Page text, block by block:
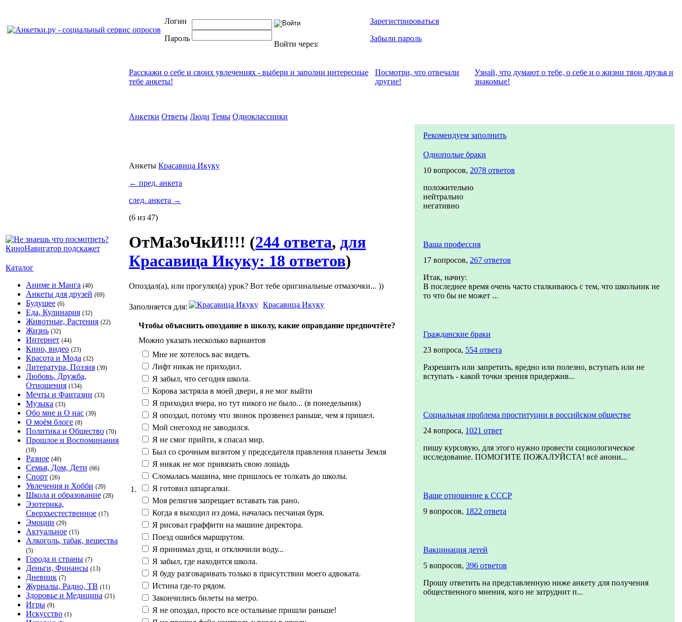
Логин
Пароль
Войти через:
Зарегистрироваться
Забыли пароль
Каталог
Аниме и Манга (40)
Анкеты для друзей (69)
Будущее (6)
Еда, Кулинария (32)
Животные, Растения (22)
Жизнь (32)
Интернет (44)
Кино, видео (23)
Красота и Мода (32)
Литература, Поэзия (39)
Любовь, Дружба,
Отношения (134)
Мечты и Фантазии (33)
Музыка (33)
Обо мне и О нас (39)
О моём блоге (8)
Политика и Общество (70)
Прошлое и Воспоминания
(18)
Разное (40)
Семья, Дом, Дети (66)
Спорт (26)
Увлечения и Хобби (20)
Школа и образование (28)
Эзотерика,
Сверхъестественное (17)
Эмоции (29)
Актуальное (15)
Алкоголь, табак, вещества
(5)
Города и страны (7)
Деньги, Финансы (13)
Дневник (7)
Журналы, Радио, ТВ (11)
Здоровье и Медицина (21)
Игры (9)
Искусство (1)
Расскажи о себе и своих увлечениях - выбери и заполни интересные
тебе анкеты!
Посмотри, что отвeчали
другие!
Узнай, что думают о тебе, о себе и о жизни твои друзья и
знакомые!
Анкетки Ответы Люди Темы Одноклассники
Анкеты Красавица Икуку
← пред. анкета
след. анкета →
(6 из 47)
ОтМаЗоЧкИ!!!! (244 ответа, для
Красавица Икуку: 18 ответов)
Опоздал(а), или прогулял(а) урок? Вот тебе оригинальные отмазочки... ))
Заполняется для: Красавица Икуку
1.
Чтобы объяснить опоздание в школу, какие оправдание предпочтёте?
Можно указать несколько вариантов
Мне не хотелось вас видеть.
Лифт никак не приходил.
Я забыл, что сегодня школа.
Корова застряла в моей двери, я не мог выйти
Я приходил вчера, но тут никого не было... (в понедельник)
Я опоздал, потому что звонок прозвенел раньше, чем я пришел.
Мой снегоход не заводился.
Я не смог прийти, я спасал мир.
Был со срочным визитом у председателя правления планеты Земля
Я никак не мог привязать свою лошадь
Сломалась машина, мне пришлось ее толкать до школы.
Я готовил шпаргалки.
Моя религия запрещает вставать так рано.
Когда я выходил из дома, началась песчаная буря.
Я рисовал граффити на машине директора.
Поезд ошибся маршрутом.
Я принимал душ, и отключили воду...
Я забыл, где находится школа.
Я буду разговаривать только в присутствии моего адвоката.
Истина где-то рядом.
Закончились билеты на метро.
Я не опоздал, просто все остальные пришли раньше!
Рекомендуем заполнить
Однополые браки
10 вопросов, 2078 ответов
положительно
нейтрально
негативно
Ваша профессия
17 вопросов, 267 ответов
Итак, начну:
В последнее время очень часто сталкиваюсь с тем, что школьник не
то что бы не может ...
Гражданские браки
23 вопроса, 554 ответа
Разрешить или запретить, вредно или полезно, вступать или не
вступать - какой точки зрения придержив...
Социальная проблема проституции в российском обществе
24 вопроса, 1021 ответ
пишу курсовую, для этого нужно провести социологическое
исследование. ПОМОГИТЕ ПОЖАЛУЙСТА! всё анони...
Ваше отношение к СССР
9 вопросов, 1822 ответа
Вакцинация детей
5 вопросов, 396 ответов
Прошу ответить на представленную ниже анкету для получения
общественного мнения, кого не затруднит п...